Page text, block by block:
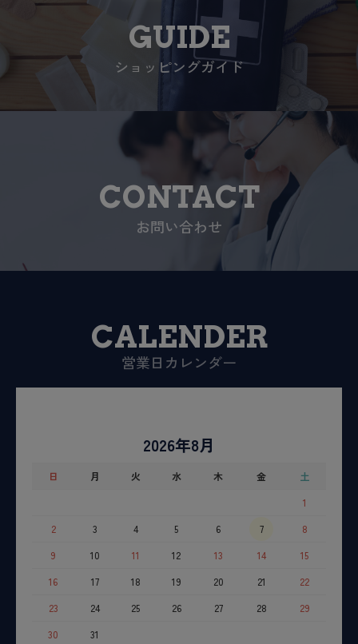
GUIDE
ショッピングガイド
CONTACT
お問い合わせ
CALENDER
営業日カレンダー
2026年8月
日 月 火 水 木 金
土
1
2
3 4 5 6 7
8
9
10 11 12 13 14
15
16
17 18 19 20 21
22
23
24 25 26 27 28
29
30
31